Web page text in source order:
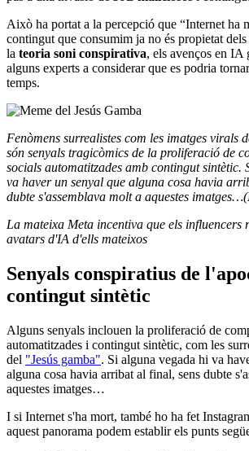
Això ha portat a la percepció que “Internet ha
contingut que consumim ja no és propietat
la teoria soni conspirativa, els avenços en IA
alguns experts a considerar que es podria
temps.
Fenòmens surrealistes com les imatges virals
són senyals tragicòmics de la proliferació de
socials automatitzades amb contingut sintètic.
va haver un senyal que alguna cosa havia
dubte s'assemblava molt a aquestes
La mateixa Meta incentiva que els influencers
avatars d'IA d'ells mateixos
Senyals conspiratius de
contingut sintètic
Alguns senyals inclouen la proliferació de
automatitzades i contingut sintètic, com les
del "Jesús gamba". Si alguna vegada hi va
alguna cosa havia arribat al final, sens dubte
aquestes imatges…
I si Internet s'ha mort, també ho ha fet
aquest panorama podem establir els punts